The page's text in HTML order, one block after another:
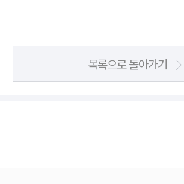
목록으로 돌아가기